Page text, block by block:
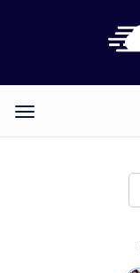
Categories